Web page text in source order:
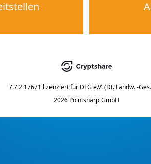
7.7.2.17671 lizenziert für DLG e.V. (Dt. Landw. -
2026 Pointsharp GmbH